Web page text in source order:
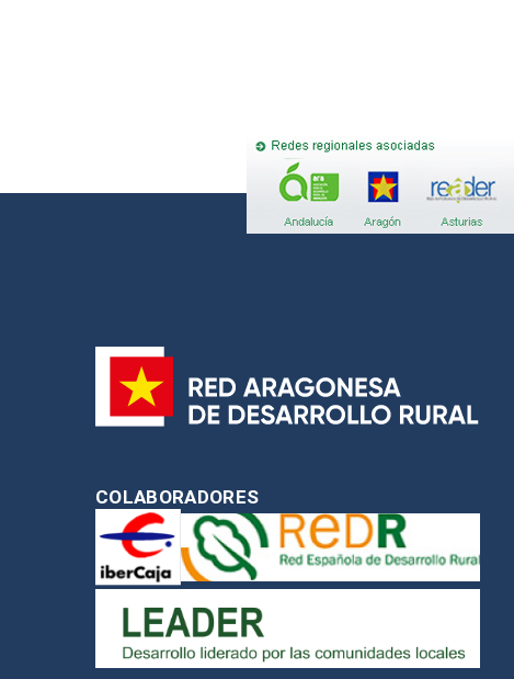
COLABORADORES